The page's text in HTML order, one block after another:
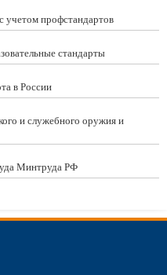
учетом профстандартов
стандарты
в России
и служебного оружия и
Минтруда РФ